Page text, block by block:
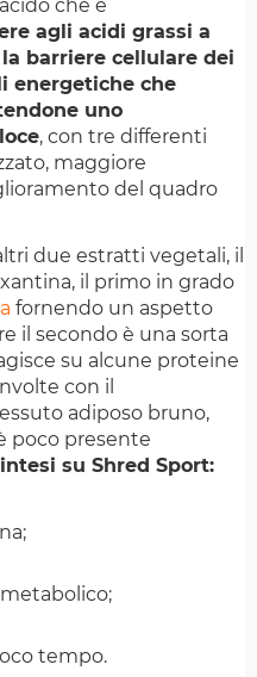
che è
agli acidi grassi a
barriere cellulare dei
energetiche che
uno
, con tre differenti
maggiore
del quadro
due estratti vegetali, il
il primo in grado
fornendo un aspetto
il secondo è una sorta
su alcune proteine
con il
adiposo bruno,
poco presente
su Shred Sport:
tempo.